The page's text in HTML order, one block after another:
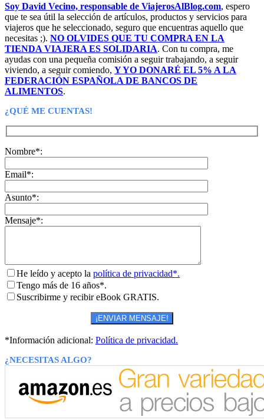
Soy David Vecino, responsable de ViajerosAlBlog.com, espero
que te sea útil la selección de artículos, productos y servicios para
viajeros que he seleccionado, seguro que encuentras aquello que
necesitas ;). NO OLVIDES QUE TU COMPRA EN LA
TIENDA VIAJERA ES SOLIDARIA. Con tu compra, me
ayudas con una pequeña comisión a seguir trabajando, a seguir
viviendo, a seguir comiendo, Y YO DONARÉ EL 5% A LA
FEDERACIÓN ESPAÑOLA DE BANCOS DE
ALIMENTOS.
¿QUÉ ME CUENTAS!
Nombre*:
Email*:
Asunto*:
Mensaje*:
He leído y acepto la política de privacidad*.
Tengo más de 16 años*.
Suscribirme y recibir eBook GRATIS.
*Información adicional: Política de privacidad.
¿NECESITAS ALGO?